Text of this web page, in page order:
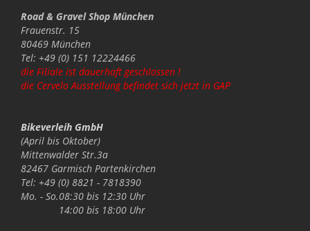
Road & Gravel Shop München
Frauenstr. 15
80469 München
Tel: +49 (0) 151 12224466
die Filiale ist dauerhaft geschlossen !
die Cervelo Ausstellung befindet sich jetzt in GAP
Bikeverleih GmbH
(April bis Oktober)
Mittenwalder Str.3a
82467 Garmisch Partenkirchen
Tel: +49 (0) 8821 - 7818390
Mo. - So.08:30 bis 12:30 Uhr
14:00 bis 18:00 Uhr